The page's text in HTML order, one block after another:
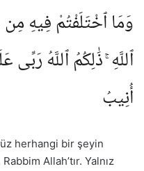
وَمَا ٱخْتَلَفْتُمْ فِيهِ
ٱللَّهِ ۚ ذَٰلِكُمُ ٱللَّهُ رَبِّى
أُنِيبُ
herhangi bir şeyin
Allah’tır. Yalnız